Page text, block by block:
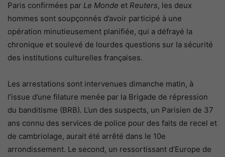
Paris confirmées par Le Monde et Reuters, les deux
hommes sont soupçonnés d’avoir participé à une
opération minutieusement planifiée, qui a défrayé la
chronique et soulevé de lourdes questions sur la sécurité
des institutions culturelles françaises.
Les arrestations sont intervenues dimanche matin, à
l’issue d’une filature menée par la Brigade de répression
du banditisme (BRB). L’un des suspects, un Parisien de 37
ans connu des services de police pour des faits de recel et
de cambriolage, aurait été arrêté dans le 10e
arrondissement. Le second, un ressortissant d’Europe de